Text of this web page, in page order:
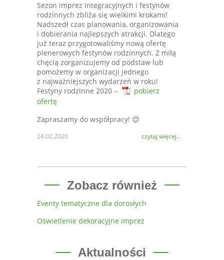
Sezon imprez integracyjnych i festynów
rodzinnych zbliża się wielkimi krokami!
Nadszedł czas planowania, organizowania
i dobierania najlepszych atrakcji. Dlatego
już teraz przygotowaliśmy nową ofertę
plenerowych festynów rodzinnych. Z miłą
chęcią zorganizujemy od podstaw lub
pomożemy w organizacji jednego
z najważniejszych wydarzeń w roku!
Festyny rodzinne 2020 –
pobierz
ofertę
Zapraszamy do współpracy! 😊
czytaj więcej...
24.02.2020
Zobacz również
Eventy tematyczne dla dorosłych
Oświetlenie dekoracyjne imprez
Aktualności